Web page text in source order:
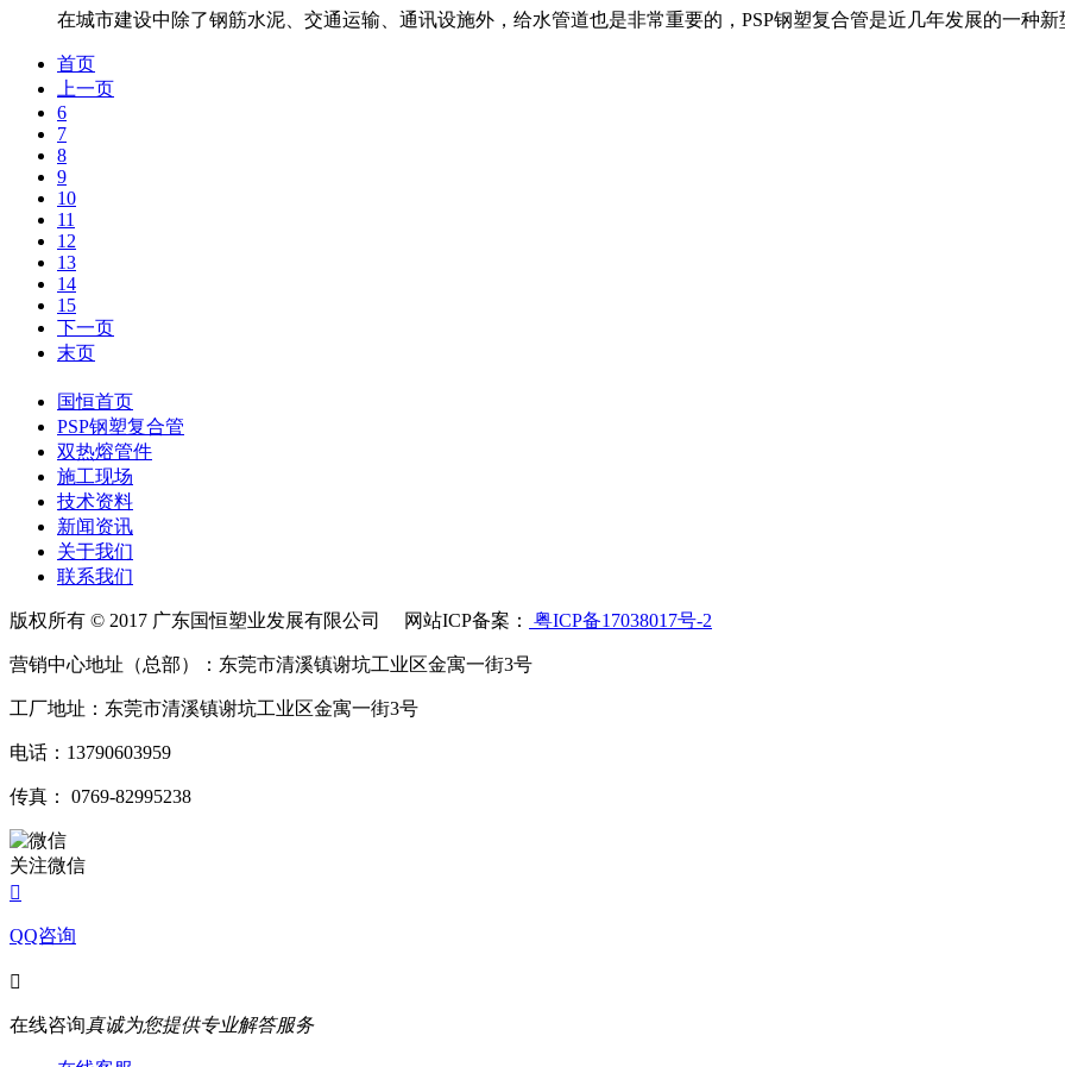
在城市建设中除了钢筋水泥、交通运输、通讯设施外，给水管道也是非常重要的，PSP钢塑复合管是近几年发展的一种
首页
上一页
6
7
8
9
10
11
12
13
14
15
下一页
末页
国恒首页
PSP钢塑复合管
双热熔管件
施工现场
技术资料
新闻资讯
关于我们
联系我们
版权所有 © 2017 广东国恒塑业发展有限公司 网站ICP备案： 粤ICP备17038017号-2
营销中心地址（总部）：东莞市清溪镇谢坑工业区金寓一街3号
工厂地址：东莞市清溪镇谢坑工业区金寓一街3号
电话：13790603959
传真： 0769-82995238
关注微信

QQ咨询

在线咨询真诚为您提供专业解答服务